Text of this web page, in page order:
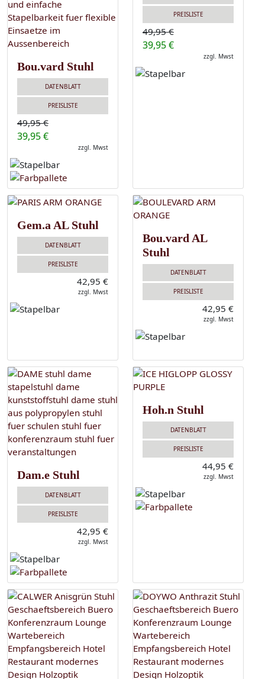
Bou.vard Stuhl
DATENBLATT
PREISLISTE
49,95 €
39,95 €
zzgl. Mwst
PREISLISTE
49,95 €
39,95 €
zzgl. Mwst
Gem.a AL Stuhl
DATENBLATT
PREISLISTE
42,95 €
zzgl. Mwst
Bou.vard AL
Stuhl
DATENBLATT
PREISLISTE
42,95 €
zzgl. Mwst
Dam.e Stuhl
DATENBLATT
PREISLISTE
42,95 €
zzgl. Mwst
Hoh.n Stuhl
DATENBLATT
PREISLISTE
44,95 €
zzgl. Mwst